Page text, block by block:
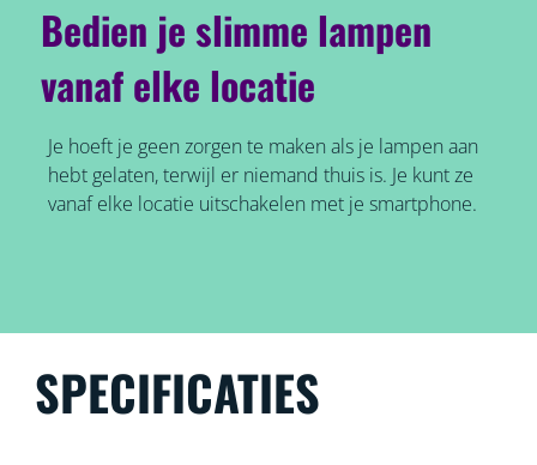
Bedien je slimme lampen
vanaf elke locatie
Je hoeft je geen zorgen te maken als je lampen aan
hebt gelaten, terwijl er niemand thuis is. Je kunt ze
vanaf elke locatie uitschakelen met je smartphone.
SPECIFICATIES